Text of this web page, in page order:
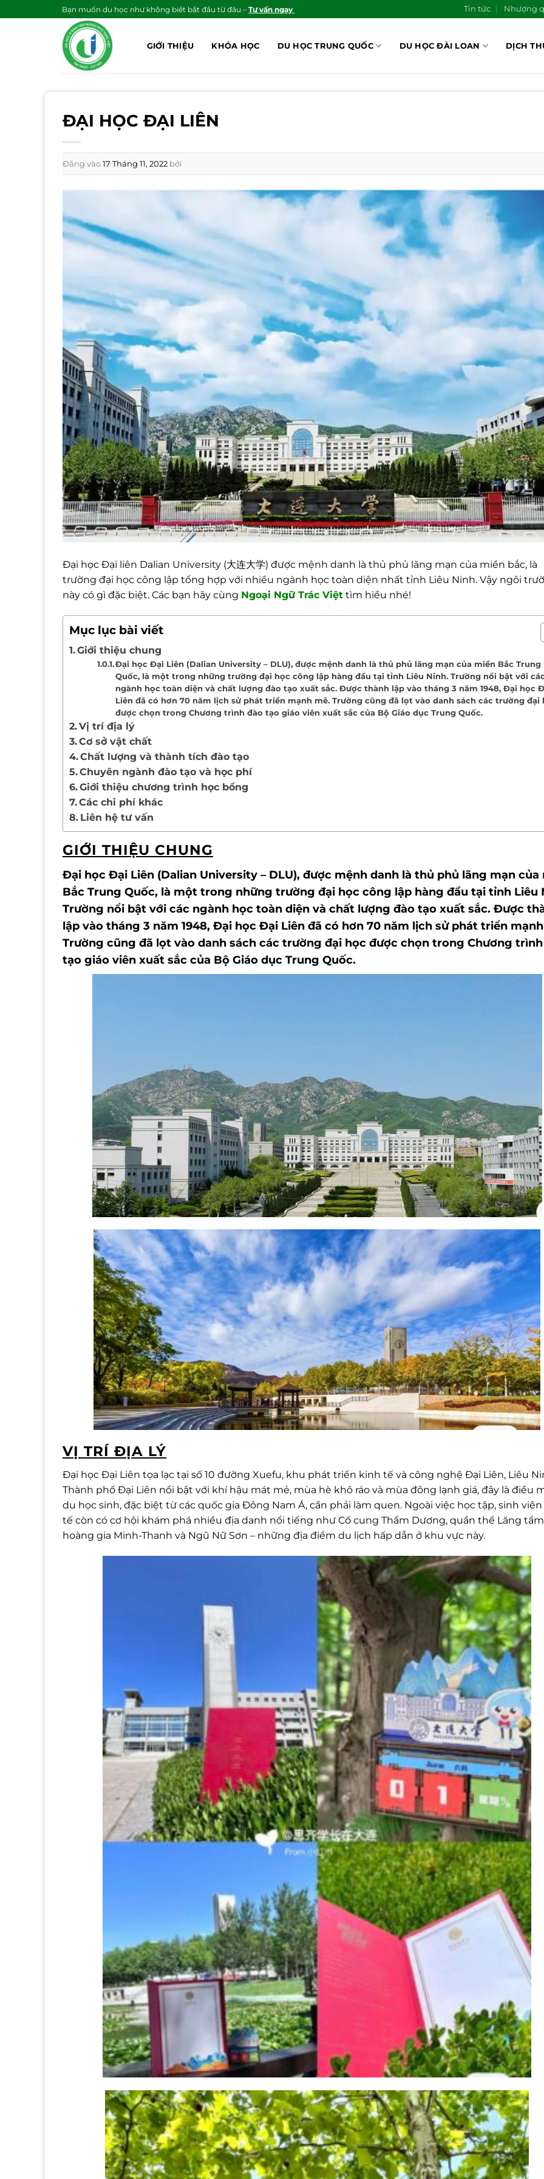
qua
Bạn muốn du học như không biết bắt đầu từ đâu – Tư vấn ngay Tin tức Nhượng
GIỚI THIỆU KHÓA HỌC DU HỌC TRUNG QUỐC DU HỌC ĐÀI LOAN DỊCH
ĐẠI HỌC ĐẠI LIÊN
Đăng vào17 Tháng 11, 2022 bởi
Đại học Đại liên Dalian University (大连大学) được mệnh danh là thủ phủ lãng mạn của miền bắc, là
trường đại học công lập tổng hợp với nhiều ngành học toàn diện nhất tỉnh Liêu Ninh. Vậy ngôi
này có gì đặc biệt. Các bạn hãy cùng Ngoại Ngữ Trác Việt tìm hiều nhé!
Mục lục bài viết
Giới thiệu chung
Đại học Đại Liên (Dalian University – DLU), được mệnh danh là thủ phủ lãng mạn của miền Bắc Trung
Quốc, là một trong những trường đại học công lập hàng đầu tại tỉnh Liêu Ninh. Trường nổi bật với
ngành học toàn diện và chất lượng đào tạo xuất sắc. Được thành lập vào tháng 3 năm 1948, Đại học
Liên đã có hơn 70 năm lịch sử phát triển mạnh mẽ. Trường cũng đã lọt vào danh sách các trường đại
được chọn trong Chương trình đào tạo giáo viên xuất sắc của Bộ Giáo dục Trung Quốc.
Vị trí địa lý
Cơ sở vật chất
Chất lượng và thành tích đào tạo
Chuyên ngành đào tạo và học phí
Giới thiệu chương trình học bổng
Các chi phí khác
Liên hệ tư vấn
GIỚI THIỆU CHUNG
Đại học Đại Liên (Dalian University – DLU), được mệnh danh là thủ phủ lãng mạn của
Bắc Trung Quốc, là một trong những trường đại học công lập hàng đầu tại tỉnh Liêu
Trường nổi bật với các ngành học toàn diện và chất lượng đào tạo xuất sắc. Được
lập vào tháng 3 năm 1948, Đại học Đại Liên đã có hơn 70 năm lịch sử phát triển
Trường cũng đã lọt vào danh sách các trường đại học được chọn trong Chương
tạo giáo viên xuất sắc của Bộ Giáo dục Trung Quốc.
VỊ TRÍ ĐỊA LÝ
Đại học Đại Liên tọa lạc tại số 10 đường Xuefu, khu phát triển kinh tế và công nghệ Đại Liên, Liêu
Thành phố Đại Liên nổi bật với khí hậu mát mẻ, mùa hè khô ráo và mùa đông lạnh giá, đây là điều
du học sinh, đặc biệt từ các quốc gia Đông Nam Á, cần phải làm quen. Ngoài việc học tập, sinh
tế còn có cơ hội khám phá nhiều địa danh nổi tiếng như Cố cung Thẩm Dương, quần thể Lăng tẩm
hoàng gia Minh-Thanh và Ngũ Nữ Sơn – những địa điểm du lịch hấp dẫn ở khu vực này.